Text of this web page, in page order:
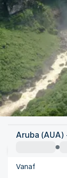
Guyana
Guyana
Aruba (AUA)
Vanaf